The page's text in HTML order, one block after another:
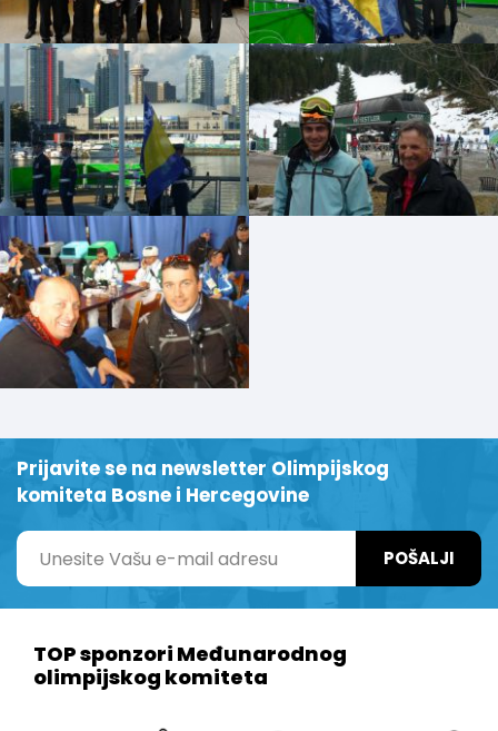
Prijavite se na newsletter Olimpijskog
komiteta Bosne i Hercegovine
POŠALJI
TOP sponzori Međunarodnog
olimpijskog komiteta